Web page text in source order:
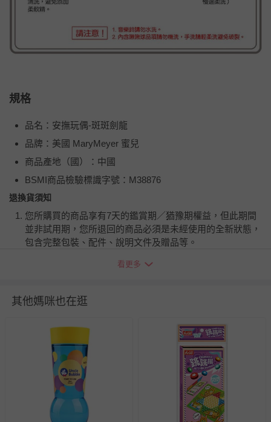
規格
品名：安撫玩偶-斑斑劍龍
品牌：美國 MaryMeyer 蜜兒
商品產地（國）：中國
BSMI商品檢驗標識字號：M38876
退換貨須知
您所購買的商品享有7天的鑑賞期／猶豫期權益，但此期間
並非試用期，您所退回的商品必須是未經使用的全新狀態，
包含完整包裝、配件、說明文件及贈品等。
退貨，您可至『查詢訂單』>『已出貨』中查詢該筆訂單，
至媽咪愛LINE@客服ID: @mamilove
我們將依序為您處理
針對滿件折/滿額贈…等活動，如因部份退貨，而該訂單保
留商品未達活動門檻，將以原價計算，活動贈品亦需一併退
看更多
其他媽咪也在逛